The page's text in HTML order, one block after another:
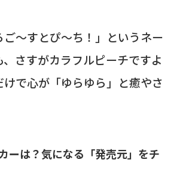
ご〜すとぴ〜ち！」というネー
、さすがカラフルピーチですよ
で心が「ゆらゆら」と癒やさ
ーは？気になる「発売元」をチ